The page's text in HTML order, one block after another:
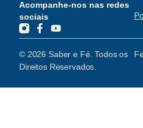
Acompanhe-nos nas redes
sociais
© 2026 Saber e Fé. Todos os
Direitos Reservados.